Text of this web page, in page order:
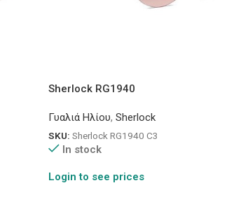
Sherlock RG1940
Γυαλιά Ηλίου, Sherlock
SKU: Sherlock RG1940 C3
In stock
Login to see prices